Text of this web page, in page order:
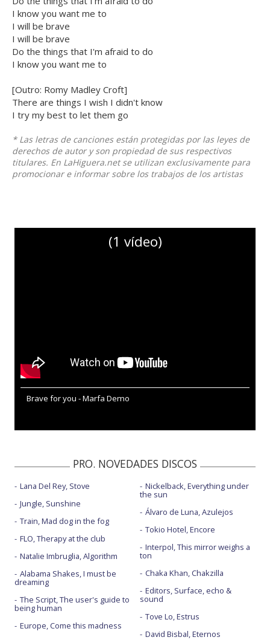
I know you want me to
I will be brave
I will be brave
Do the things that I'm afraid to do
I know you want me to
[Outro: Romy Madley Croft]
There are things I wish I didn't know
I try my best to let them go
* Las letras de canciones están protegidas por las leyes de
derechos de autor y son propiedad de sus respectivos
titulares. En LaHiguera.net se utilizan exclusivamente para
promocionar e informar sobre los trabajos de los artistas
(1 vídeo)
Brave for you - Marfa Demo
PRO. NOVEDADES DISCOS
Lana Del Rey, Stove
Jungle, Sunshine
Train, Mad dog in the fog
FLO, Therapy at the club
Natalie Imbruglia, Algorithm
Alabama Shakes, I must be
dreaming
The Script, The user's guide to
being human
Europe, Come this madness
Nickelback, Everything under
the sun
Álvaro de Luna, Azulejos
Tokio Hotel, Encore
Interpol, This mirror weighs a
ton
Chaka Khan, Chakzilla
Editors, Surface, echo &
sound
Tove Lo, Estrus
David Bisbal, Eternos